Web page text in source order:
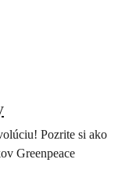
Pozrite si ako
Greenpeace